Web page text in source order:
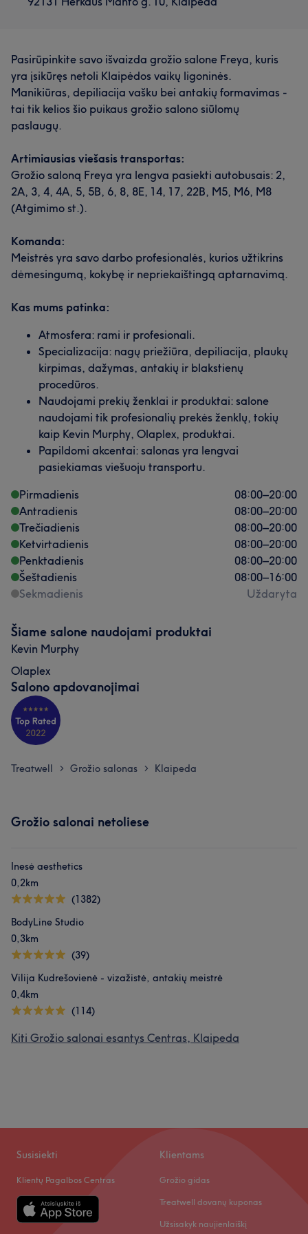
Pasirūpinkite savo išvaizda grožio salone Freya, kuris
yra įsikūręs netoli Klaipėdos vaikų ligoninės.
Manikiūras, depiliacija vašku bei antakių formavimas -
tai tik kelios šio puikaus grožio salono siūlomų
paslaugų.
Artimiausias viešasis transportas:
Grožio saloną Freya yra lengva pasiekti autobusais: 2,
2A, 3, 4, 4A, 5, 5B, 6, 8, 8E, 14, 17, 22B, M5, M6, M8
(Atgimimo st.).
Komanda:
Meistrės yra savo darbo profesionalės, kurios užtikrins
dėmesingumą, kokybę ir nepriekaištingą aptarnavimą.
Kas mums patinka:
Atmosfera: rami ir profesionali.
Specializacija: nagų priežiūra, depiliacija, plaukų
kirpimas, dažymas, antakių ir blakstienų
procedūros.
Naudojami prekių ženklai ir produktai: salone
naudojami tik profesionalių prekės ženklų, tokių
kaip Kevin Murphy, Olaplex, produktai.
Papildomi akcentai: salonas yra lengvai
pasiekiamas viešuoju transportu.
Pirmadienis
08:00–20:00
Antradienis
08:00–20:00
Trečiadienis
08:00–20:00
Ketvirtadienis
08:00–20:00
Penktadienis
08:00–20:00
Šeštadienis
08:00–16:00
Sekmadienis
Uždaryta
Šiame salone naudojami produktai
Kevin Murphy
Olaplex
Salono apdovanojimai
Treatwell > Grožio salonas > Klaipeda
Grožio salonai netoliese
Inesė aesthetics
0,2km
(1382)
BodyLine Studio
0,3km
(39)
Vilija Kudrešovienė - vizažistė, antakių meistrė
0,4km
(114)
Kiti Grožio salonai esantys Centras, Klaipeda
Susisiekti
Klientų Pagalbos Centras
Klientams
Grožio gidas
Treatwell dovanų kuponas
Užsisakyk naujienlaiškį